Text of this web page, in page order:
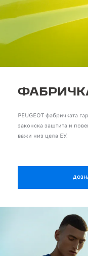
PEUGEOT фабричката
законска заштита и
важи низ цела ЕУ.